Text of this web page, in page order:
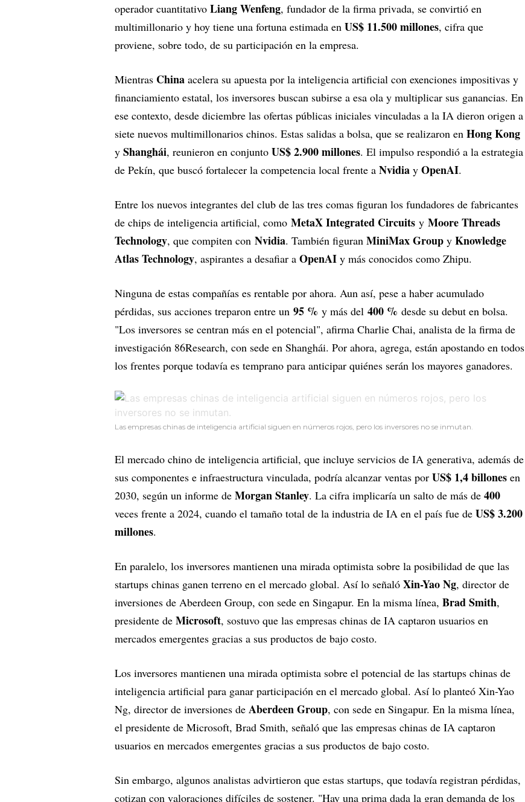
operador cuantitativo Liang Wenfeng, fundador de la firma privada, se convirtió en
multimillonario y hoy tiene una fortuna estimada en US$ 11.500 millones, cifra que
proviene, sobre todo, de su participación en la empresa.
Mientras China acelera su apuesta por la inteligencia artificial con exenciones impositivas y
financiamiento estatal, los inversores buscan subirse a esa ola y multiplicar sus ganancias. En
ese contexto, desde diciembre las ofertas públicas iniciales vinculadas a la IA dieron origen a
siete nuevos multimillonarios chinos. Estas salidas a bolsa, que se realizaron en Hong Kong
y Shanghái, reunieron en conjunto US$ 2.900 millones. El impulso respondió a la estrategia
de Pekín, que buscó fortalecer la competencia local frente a Nvidia y OpenAI.
Entre los nuevos integrantes del club de las tres comas figuran los fundadores de fabricantes
de chips de inteligencia artificial, como MetaX Integrated Circuits y Moore Threads
Technology, que compiten con Nvidia. También figuran MiniMax Group y Knowledge
Atlas Technology, aspirantes a desafiar a OpenAI y más conocidos como Zhipu.
Ninguna de estas compañías es rentable por ahora. Aun así, pese a haber acumulado
pérdidas, sus acciones treparon entre un 95 % y más del 400 % desde su debut en bolsa.
"Los inversores se centran más en el potencial", afirma Charlie Chai, analista de la firma de
investigación 86Research, con sede en Shanghái. Por ahora, agrega, están apostando en todos
los frentes porque todavía es temprano para anticipar quiénes serán los mayores ganadores.
Las empresas chinas de inteligencia artificial siguen en números rojos, pero los inversores no se inmutan.
El mercado chino de inteligencia artificial, que incluye servicios de IA generativa, además de
sus componentes e infraestructura vinculada, podría alcanzar ventas por US$ 1,4 billones en
2030, según un informe de Morgan Stanley. La cifra implicaría un salto de más de 400
veces frente a 2024, cuando el tamaño total de la industria de IA en el país fue de US$ 3.200
millones.
En paralelo, los inversores mantienen una mirada optimista sobre la posibilidad de que las
startups chinas ganen terreno en el mercado global. Así lo señaló Xin-Yao Ng, director de
inversiones de Aberdeen Group, con sede en Singapur. En la misma línea, Brad Smith,
presidente de Microsoft, sostuvo que las empresas chinas de IA captaron usuarios en
mercados emergentes gracias a sus productos de bajo costo.
Los inversores mantienen una mirada optimista sobre el potencial de las startups chinas de
inteligencia artificial para ganar participación en el mercado global. Así lo planteó Xin-Yao
Ng, director de inversiones de Aberdeen Group, con sede en Singapur. En la misma línea,
el presidente de Microsoft, Brad Smith, señaló que las empresas chinas de IA captaron
usuarios en mercados emergentes gracias a sus productos de bajo costo.
Sin embargo, algunos analistas advirtieron que estas startups, que todavía registran pérdidas,
cotizan con valoraciones difíciles de sostener. "Hay una prima dada la gran demanda de los